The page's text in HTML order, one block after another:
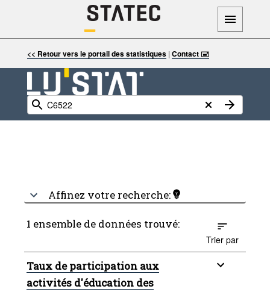
<< Retour vers le portail des statistiques| Contact 🖃
Affinez votre recherche:
1 ensemble de données trouvé:
Trier par
Taux de participation aux
activités d'éducation des